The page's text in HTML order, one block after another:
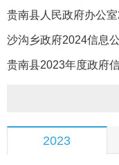
贵南县人民政府办公
度报告
沙沟乡政府2024信息
贵南县2023年度政府
2023